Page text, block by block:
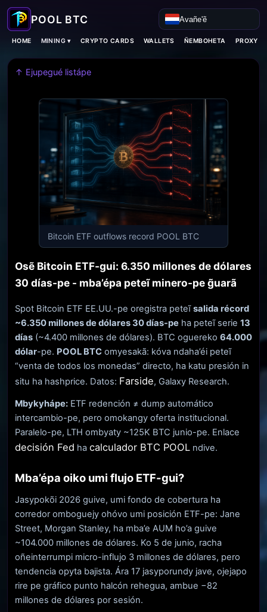
Avañe'ẽ
HOME MINING ▾ CRYPTO CARDS WALLETS ÑEMBOHETA PROXY
↑ Ejupegué listápe
Bitcoin ETF outflows record POOL BTC
Osẽ Bitcoin ETF-gui: 6.350 millones de dólares
30 días-pe - mba’épa peteĩ minero-pe g̃uarã
Spot Bitcoin ETF EE.UU.-pe oregistra peteĩsalida récord
~6.350 millones de dólares 30 días-pe ha peteĩ serie 13
días (~4.400 millones de dólares). BTC oguereko 64.000
dólar-pe. POOL BTC omyesakã: kóva ndaha’éi peteĩ
“venta de todos los monedas” directo, ha katu presión in
situ ha hashprice. Datos: Farside, Galaxy Research.
Mbykyhápe: ETF redención ≠ dump automático
intercambio-pe, pero omokangy oferta institucional.
Paralelo-pe, LTH ombyaty ~125K BTC junio-pe. Enlace
decisión Fed ha calculador BTC POOL ndive.
Mba’épa oiko umi flujo ETF-gui?
Jasypokõi 2026 guive, umi fondo de cobertura ha
corredor omboguejy ohóvo umi posición ETF-pe: Jane
Street, Morgan Stanley, ha mba’e AUM ho’a guive
~104.000 millones de dólares. Ko 5 de junio, racha
oñeinterrumpi micro-influjo 3 millones de dólares, pero
tendencia opyta bajista. Ára 17 jasyporundy jave, ojejapo
rire pe gráfico punto halcón rehegua, ambue −82
millones de dólares por sesión.